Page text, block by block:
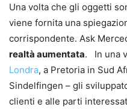
Una volta che gli oggetti
viene fornita una
corrispondente. Ask
realtà aumentata. In una
Londra, a Pretoria in Sud
Sindelfingen – gli
clienti e alle parti